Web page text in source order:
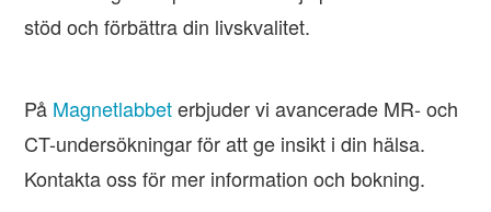
stöd och förbättra din livskvalitet.
På Magnetlabbeterbjuder vi avancerade MR- och
CT-undersökningar för att ge insikt i din hälsa.
Kontakta oss för mer information och bokning.